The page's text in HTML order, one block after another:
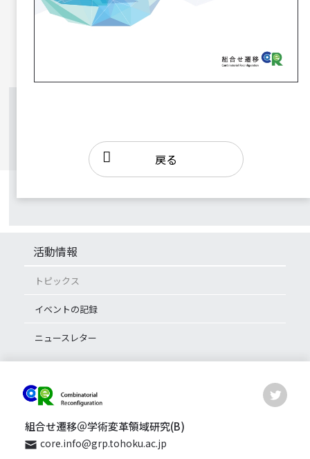
戻る
活動情報
トピックス
イベントの記録
ニュースレター
組合せ遷移＠学術変革領域研究(B)
core.info@grp.tohoku.ac.jp